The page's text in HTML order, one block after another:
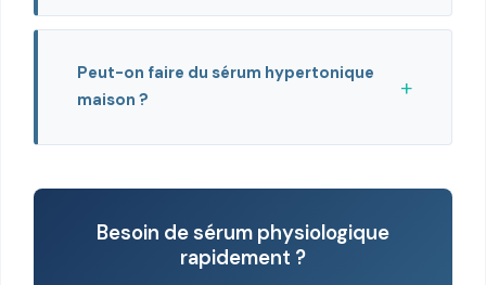
Peut-on faire du sérum hypertonique
maison ?
Besoin de sérum physiologique
rapidement ?